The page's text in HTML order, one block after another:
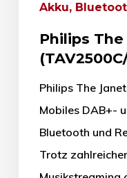
Akku,
Philips
Philips The
Mobiles DAB+-
Bluetooth und
Trotz